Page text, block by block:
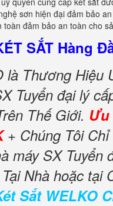
sơn hiện đại đảm bảo
đảm bảo an toàn cho
SẮT Hàng
là Thương Hiệu
Tuyển đại lý
Thế Giới.
+ Chúng Tôi Chỉ
máy SX Tuyển
Nhà hoặc tại
Sắt WELKO